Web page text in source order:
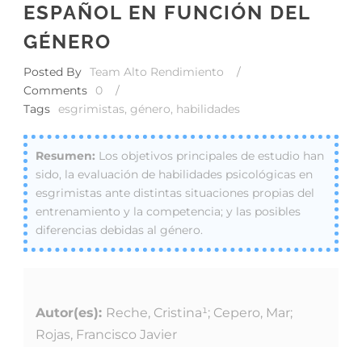
ESPAÑOL EN FUNCIÓN DEL
GÉNERO
Posted By Team Alto Rendimiento
/
Comments
0
/
Tags esgrimistas, género, habilidades
Los objetivos principales de estudio han
sido, la evaluación de habilidades psicológicas en
esgrimistas ante distintas situaciones propias del
entrenamiento y la competencia; y las posibles
diferencias debidas al género.
Autor(es): Reche, Cristina¹; Cepero, Mar;
Rojas, Francisco Javier